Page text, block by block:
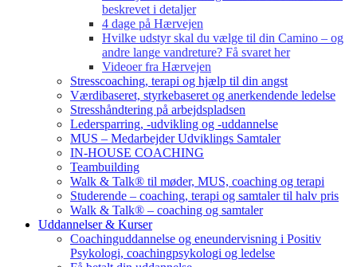
beskrevet i detaljer
4 dage på Hærvejen
Hvilke udstyr skal du vælge til din Camino – og
andre lange vandreture? Få svaret her
Videoer fra Hærvejen
Stresscoaching, terapi og hjælp til din angst
Værdibaseret, styrkebaseret og anerkendende ledelse
Stresshåndtering på arbejdspladsen
Ledersparring, -udvikling og -uddannelse
MUS – Medarbejder Udviklings Samtaler
IN-HOUSE COACHING
Teambuilding
Walk & Talk® til møder, MUS, coaching og terapi
Studerende – coaching, terapi og samtaler til halv pris
Walk & Talk® – coaching og samtaler
Uddannelser & Kurser
Coachinguddannelse og eneundervisning i Positiv
Psykologi, coachingpsykologi og ledelse